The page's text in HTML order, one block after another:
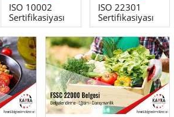
ISO 10002
Sertifikasiyası
ISO 22301
Sertifikasiyası